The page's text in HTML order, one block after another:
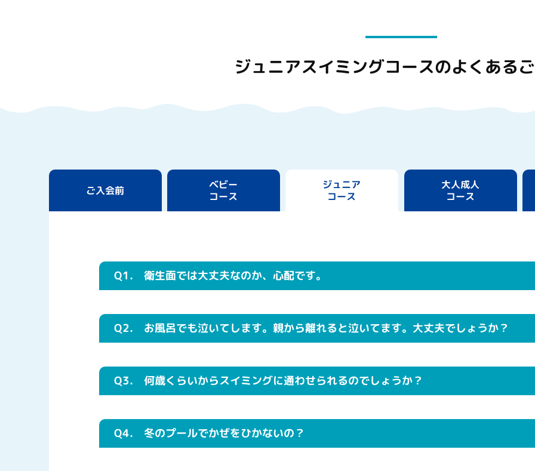
ジュニアスイミングコースのよくある
ご入会前
ベビー
コース
ジュニア
コース
大人成人
コース
Q1. 衛生面では大丈夫なのか、心配です。
Q2. お風呂でも泣いてします。親から離れると泣いてます。大丈夫でしょうか？
Q3. 何歳くらいからスイミングに通わせられるのでしょうか？
Q4. 冬のプールでかぜをひかないの？